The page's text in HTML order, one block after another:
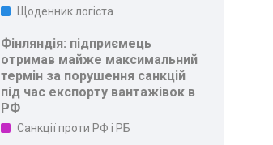
Щоденник логіста
Фінляндія: підприємець
отримав майже максимальний
термін за порушення санкцій
під час експорту вантажівок в
РФ
Санкції проти РФ і РБ